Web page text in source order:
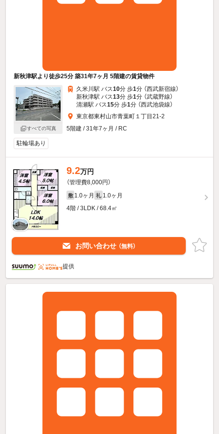
新秋津駅より徒歩25分 築31年7ヶ月 5階建の賃貸物件
すべての写真
久米川駅 バス10分 歩1分 （西武新宿線）
新秋津駅 バス13分 歩1分 （武蔵野線）
清瀬駅 バス15分 歩1分 （西武池袋線）
東京都東村山市青葉町１丁目21-2
5階建 / 31年7ヶ月 / RC
駐輪場あり
9.2万円
（管理費8,000円）
敷 1.0ヶ月 礼 1.0ヶ月
4階 / 3LDK / 68.4㎡
お問い合わせ （無料）
提供